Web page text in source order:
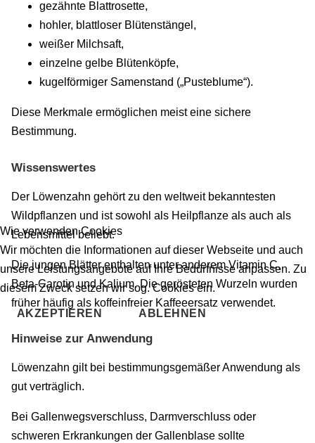
gezähnte Blattrosette,
hohler, blattloser Blütenstängel,
weißer Milchsaft,
einzelne gelbe Blütenköpfe,
kugelförmiger Samenstand („Pusteblume“).
Diese Merkmale ermöglichen meist eine sichere
Bestimmung.
Wissenswertes
Der Löwenzahn gehört zu den weltweit bekanntesten
Wildpflanzen und ist sowohl als Heilpflanze als auch als
Lebensmittel beliebt.
Die jungen Blätter enthalten unter anderem Vitamin C,
Beta-Carotin und Kalium. Die gerösteten Wurzeln wurden
früher häufig als koffeinfreier Kaffeeersatz verwendet.
Hinweise zur Anwendung
Löwenzahn gilt bei bestimmungsgemäßer Anwendung als
gut verträglich.
Bei Gallenwegsverschluss, Darmverschluss oder
schweren Erkrankungen der Gallenblase sollte
Wie verwenden Cookies
Wir möchten die Informationen auf dieser Webseite und auch
unsere Leistungsangebote auf Ihre Bedürfnisse anpassen. Zu
diesem Zweck setzen wir sog. Cookies ein.
AKZEPTIEREN ABLEHNEN